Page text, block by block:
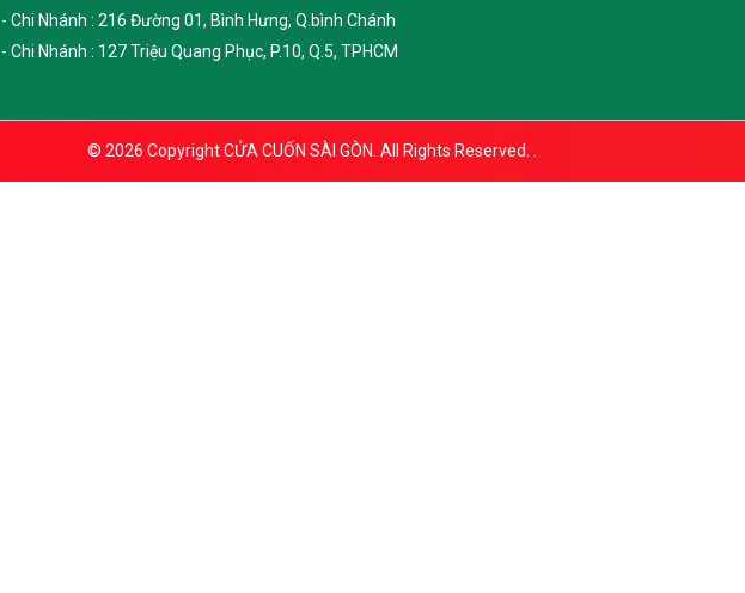
- Chi Nhánh : 216 Đường 01, Bình Hưng, Q.bình Chánh
- Chi Nhánh : 127 Triệu Quang Phục, P.10, Q.5, TPHCM
© 2026 CopyrightCỬA CUỐN SÀI GÒN. All Rights Reserved.